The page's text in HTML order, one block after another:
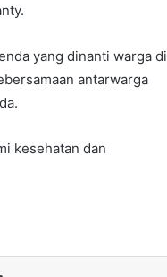
yang dinanti warga di
antarwarga
kesehatan dan